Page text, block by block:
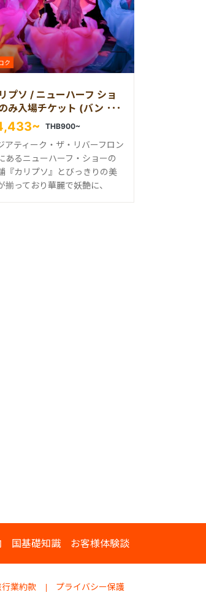
ク
プソ / ニューハーフ ショ
み入場チケット (バンコ
THB900~
アティーク・ザ・リバーフロン
あるニューハーフ・ショーの
『カリプソ』とびっきりの美
揃っており華麗で妖艶に、
国基礎知識 お客様体験談
行業約款 プライバシー保護